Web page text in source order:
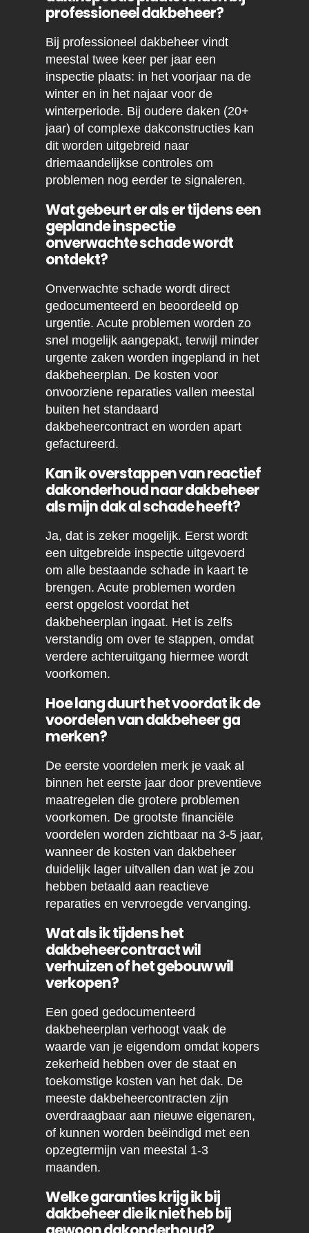
professioneel dakbeheer?
Bij professioneel dakbeheer vindt
meestal twee keer per jaar een
inspectie plaats: in het voorjaar na de
winter en in het najaar voor de
winterperiode. Bij oudere daken (20+
jaar) of complexe dakconstructies kan
dit worden uitgebreid naar
driemaandelijkse controles om
problemen nog eerder te signaleren.
Wat gebeurt er als er tijdens een
geplande inspectie
onverwachte schade wordt
ontdekt?
Onverwachte schade wordt direct
gedocumenteerd en beoordeeld op
urgentie. Acute problemen worden zo
snel mogelijk aangepakt, terwijl minder
urgente zaken worden ingepland in het
dakbeheerplan. De kosten voor
onvoorziene reparaties vallen meestal
buiten het standaard
dakbeheercontract en worden apart
gefactureerd.
Kan ik overstappen van reactief
dakonderhoud naar dakbeheer
als mijn dak al schade heeft?
Ja, dat is zeker mogelijk. Eerst wordt
een uitgebreide inspectie uitgevoerd
om alle bestaande schade in kaart te
brengen. Acute problemen worden
eerst opgelost voordat het
dakbeheerplan ingaat. Het is zelfs
verstandig om over te stappen, omdat
verdere achteruitgang hiermee wordt
voorkomen.
Hoe lang duurt het voordat ik de
voordelen van dakbeheer ga
merken?
De eerste voordelen merk je vaak al
binnen het eerste jaar door preventieve
maatregelen die grotere problemen
voorkomen. De grootste financiële
voordelen worden zichtbaar na 3-5 jaar,
wanneer de kosten van dakbeheer
duidelijk lager uitvallen dan wat je zou
hebben betaald aan reactieve
reparaties en vervroegde vervanging.
Wat als ik tijdens het
dakbeheercontract wil
verhuizen of het gebouw wil
verkopen?
Een goed gedocumenteerd
dakbeheerplan verhoogt vaak de
waarde van je eigendom omdat kopers
zekerheid hebben over de staat en
toekomstige kosten van het dak. De
meeste dakbeheercontracten zijn
overdraagbaar aan nieuwe eigenaren,
of kunnen worden beëindigd met een
opzegtermijn van meestal 1-3
maanden.
Welke garanties krijg ik bij
dakbeheer die ik niet heb bij